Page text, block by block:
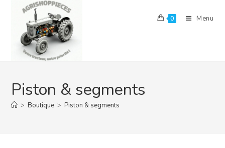
content
0 Menu
Piston & segments
> Boutique > Piston & segments